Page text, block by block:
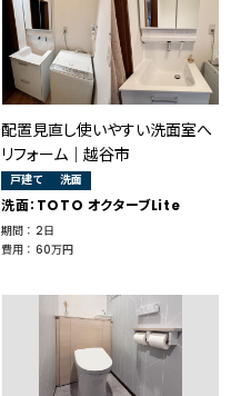
配置見直し使いやすい洗面室へ
リフォーム｜越谷市
戸建て 洗面
洗面：TOTO オクターブLite
期間 ： 2日
費用 ： 60万円